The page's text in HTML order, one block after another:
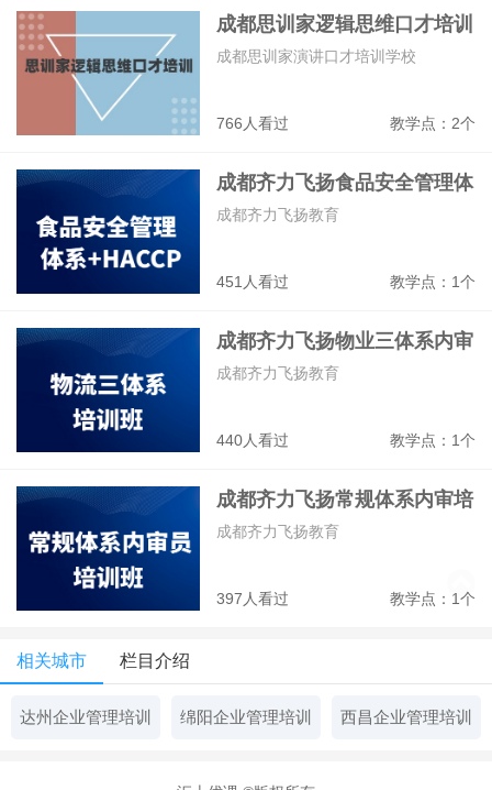
成都思训家逻辑思维口才培训
班
766人看过 教学点：2个
成都思训家演讲口才培训学校
成都齐力飞扬食品安全管理体
系+HACCP培训班
451人看过 教学点：1个
成都齐力飞扬教育
成都齐力飞扬物业三体系内审
培训班
440人看过 教学点：1个
成都齐力飞扬教育
成都齐力飞扬常规体系内审培
训班
397人看过 教学点：1个
成都齐力飞扬教育
相关城市 栏目介绍
达州企业管理培训 绵阳企业管理培训 西昌企业管理培训